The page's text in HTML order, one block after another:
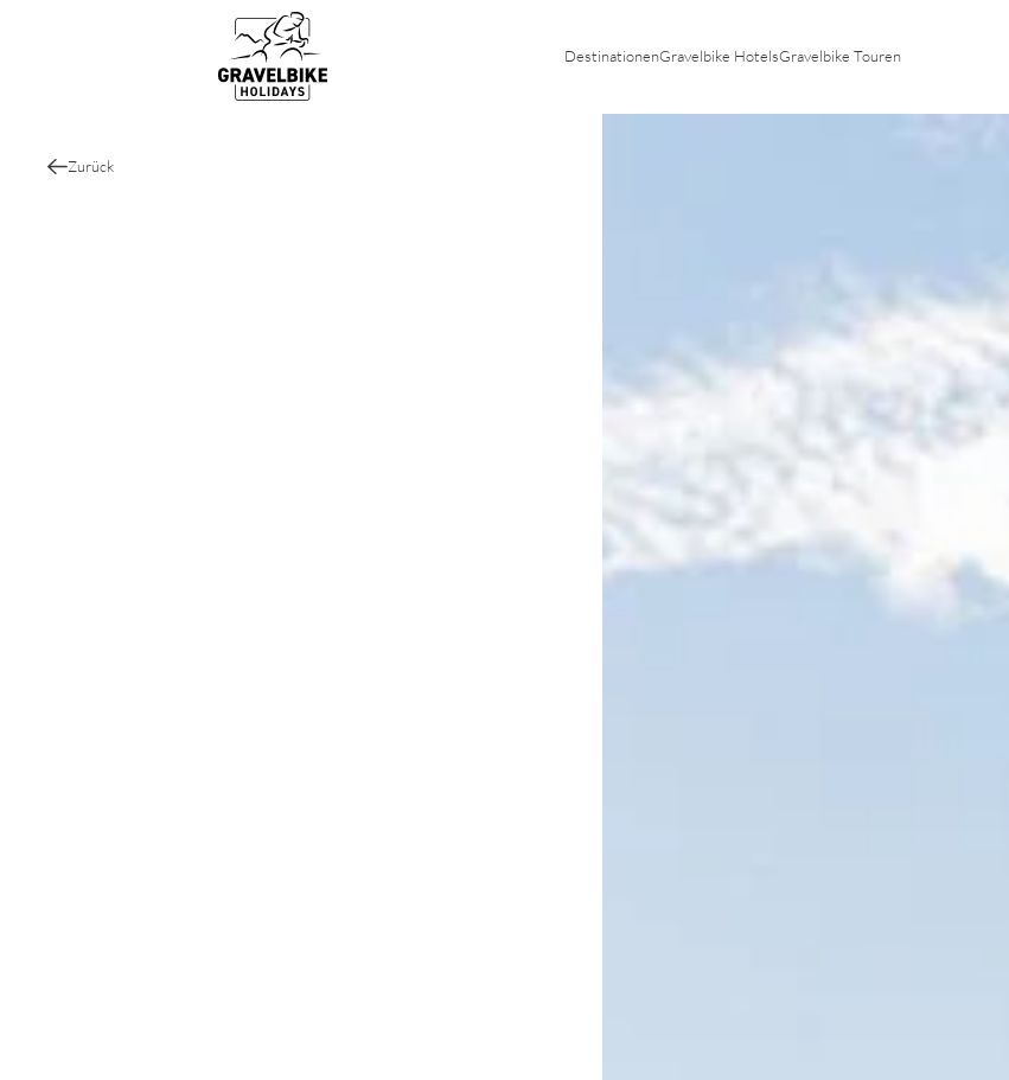
DestinationenGravelbike HotelsGravelbike Touren
Gravelbike Touren
Top Gravel Bike Routen & Strecken
Zurück